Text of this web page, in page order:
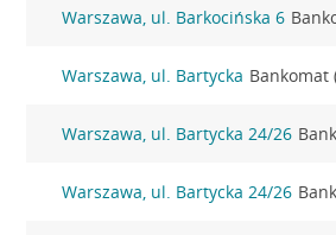
Warszawa, ul. Barkocińska 6
Warszawa, ul. Bartycka Bankomat
Warszawa, ul. Bartycka 24/26
Warszawa, ul. Bartycka 24/26